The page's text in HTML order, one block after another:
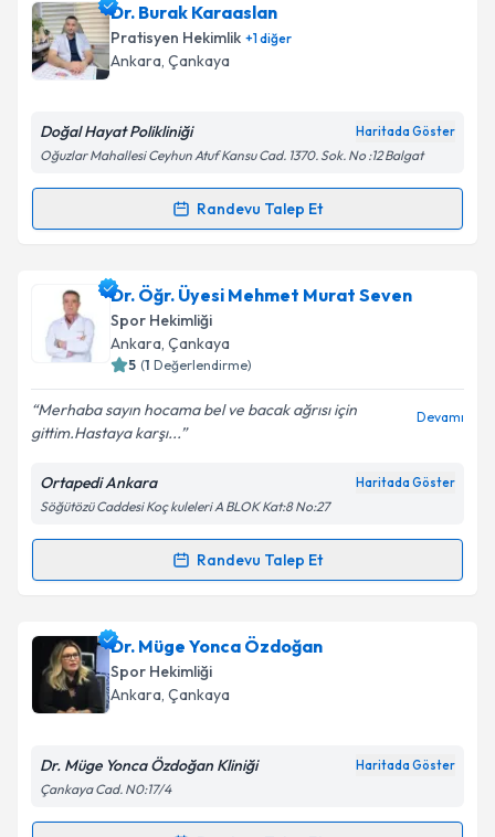
takvim hazırlandığında e-posta ile bilgilendireceğiz.
E-posta Adresiniz
Kişisel verilerimin işlenmesine ilişkinAydınlatma
Metni'ni okudum ve kişisel verilerimin belirtilen
kapsamda işlenmesini kabul ediyorum.
Dr. Burak Karaaslan
Pratisyen Hekimlik +1diğer
Ankara, Çankaya
Doğal Hayat Polikliniği Haritada Göster
Oğuzlar Mahallesi Ceyhun Atuf Kansu Cad. 1370. Sok. No :12 Balgat
Randevu Talep Et
Randevu Takvimi Talebi
Dr. Burak Karaaslaniçin randevu takvimi talebi
oluşturun. Size bu uzmandan randevu almanız için bir
takvim hazırlandığında e-posta ile bilgilendireceğiz.
Kişisel verilerimin işlenmesine ilişkin
Aydınlatma
Metni'ni okudum ve kişisel verilerimin belirtilen
kapsamda işlenmesini kabul ediyorum.
Dr. Öğr. Üyesi Mehmet Murat Seven
Spor Hekimliği
Ankara, Çankaya
5 (1 Değerlendirme)
Merhaba sayın hocama bel ve bacak ağrısı için
gittim.Hastaya karşı...
Devamı
Ortapedi Ankara Haritada Göster
Söğütözü Caddesi Koç kuleleri A BLOK Kat:8 No:27
Randevu Talep Et
Randevu Takvimi Talebi
Dr. Öğr. Üyesi Mehmet Murat Seven
takvimi talebi oluşturun. Size bu uzmandan randevu
almanız için bir takvim hazırlandığında e-posta ile
bilgilendireceğiz.
E-posta Adresiniz
Dr. Müge Yonca Özdoğan
Spor Hekimliği
Ankara, Çankaya
Dr. Müge Yonca Özdoğan Kliniği Haritada Göster
Çankaya Cad. N0:17/4